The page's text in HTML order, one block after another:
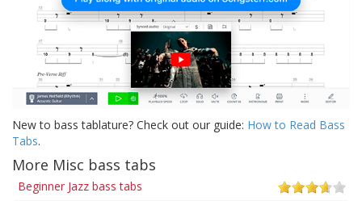
New to bass tablature? Check out our guide: How to Read Bass
Tabs.
More Misc bass tabs
Beginner Jazz bass tabs